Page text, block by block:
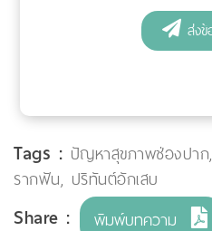
Tags : ปัญหาสุขภาพช่องปาก,
รากฟัน, ปริทันต์อักเสบ
Share : พิมพ์บทความ